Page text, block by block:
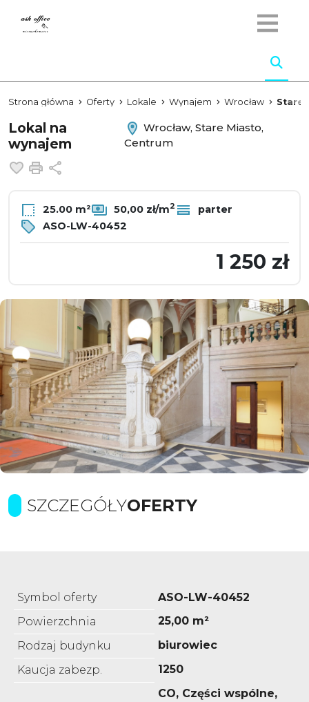
Strona główna Oferty Lokale Wynajem Wrocław Stare
Lokal na
wynajem
Wrocław, Stare Miasto,
Centrum
Dodaj do ulubionych
Drukuj
25.00 m² 50,00 zł/m2
parter
ASO-LW-40452
1 250 zł
SZCZEGÓŁYOFERTY
Symbol oferty
ASO-LW-40452
Powierzchnia
25,00 m²
Rodzaj budynku
biurowiec
Kaucja zabezp.
1250
CO, Części wspólne,